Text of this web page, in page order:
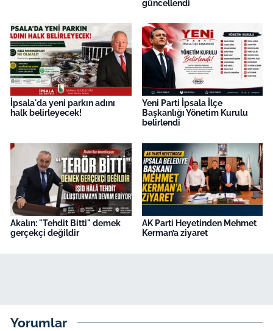
güncellendi
İpsala'da yeni parkın adını
halk belirleyecek!
Yeni Parti İpsala İlçe
Başkanlığı Yönetim Kurulu
belirlendi
Akalın: "Tehdit Bitti" demek
gerçekçi değildir
AK Parti Heyetinden Mehmet
Kerman’a ziyaret
Yorumlar